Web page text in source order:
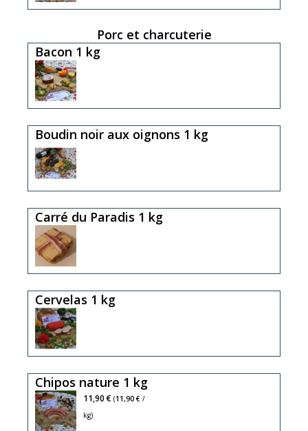
Porc et charcuterie
Bacon 1 kg
Boudin noir aux oignons 1 kg
Carré du Paradis 1 kg
Cervelas 1 kg
Chipos nature 1 kg
11,90 € (11,90 € /
kg)